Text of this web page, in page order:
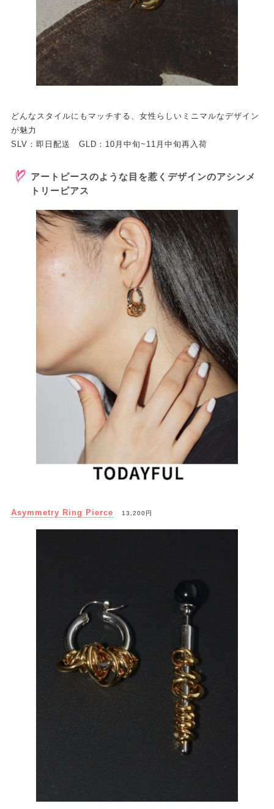
どんなスタイルにもマッチする、女性らしいミニマルなデザイン
が魅力
SLV：即日配送 GLD：10月中旬~11月中旬再入荷
アートピースのような目を惹くデザインのアシンメ
トリーピアス
Asymmetry Ring Pierce 13,200円